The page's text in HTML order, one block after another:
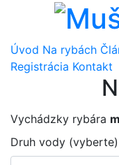
Úvod Na rybách
Registrácia Kontakt
Vychádzky rybára
Druh vody